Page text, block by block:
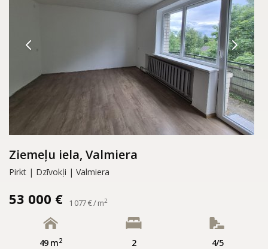
Ziemeļu iela, Valmiera
Pirkt | Dzīvokļi | Valmiera
53 000 € 1 077 € / m2
49 m2 2 4/5